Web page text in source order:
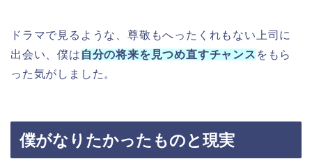
ドラマで見るような、尊敬もへったくれもない上司に
出会い、僕は 自分の将来を見つめ直すチャンス をもら
った気がしました。
僕がなりたかったものと現実